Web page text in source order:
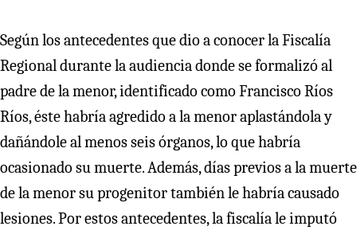
Según los antecedentes que dio a conocer la Fiscalía
Regional durante la audiencia donde se formalizó al
padre de la menor, identificado como Francisco Ríos
Ríos, éste habría agredido a la menor aplastándola y
dañándole al menos seis órganos, lo que habría
ocasionado su muerte. Además, días previos a la muerte
de la menor su progenitor también le habría causado
lesiones. Por estos antecedentes, la fiscalía le imputó